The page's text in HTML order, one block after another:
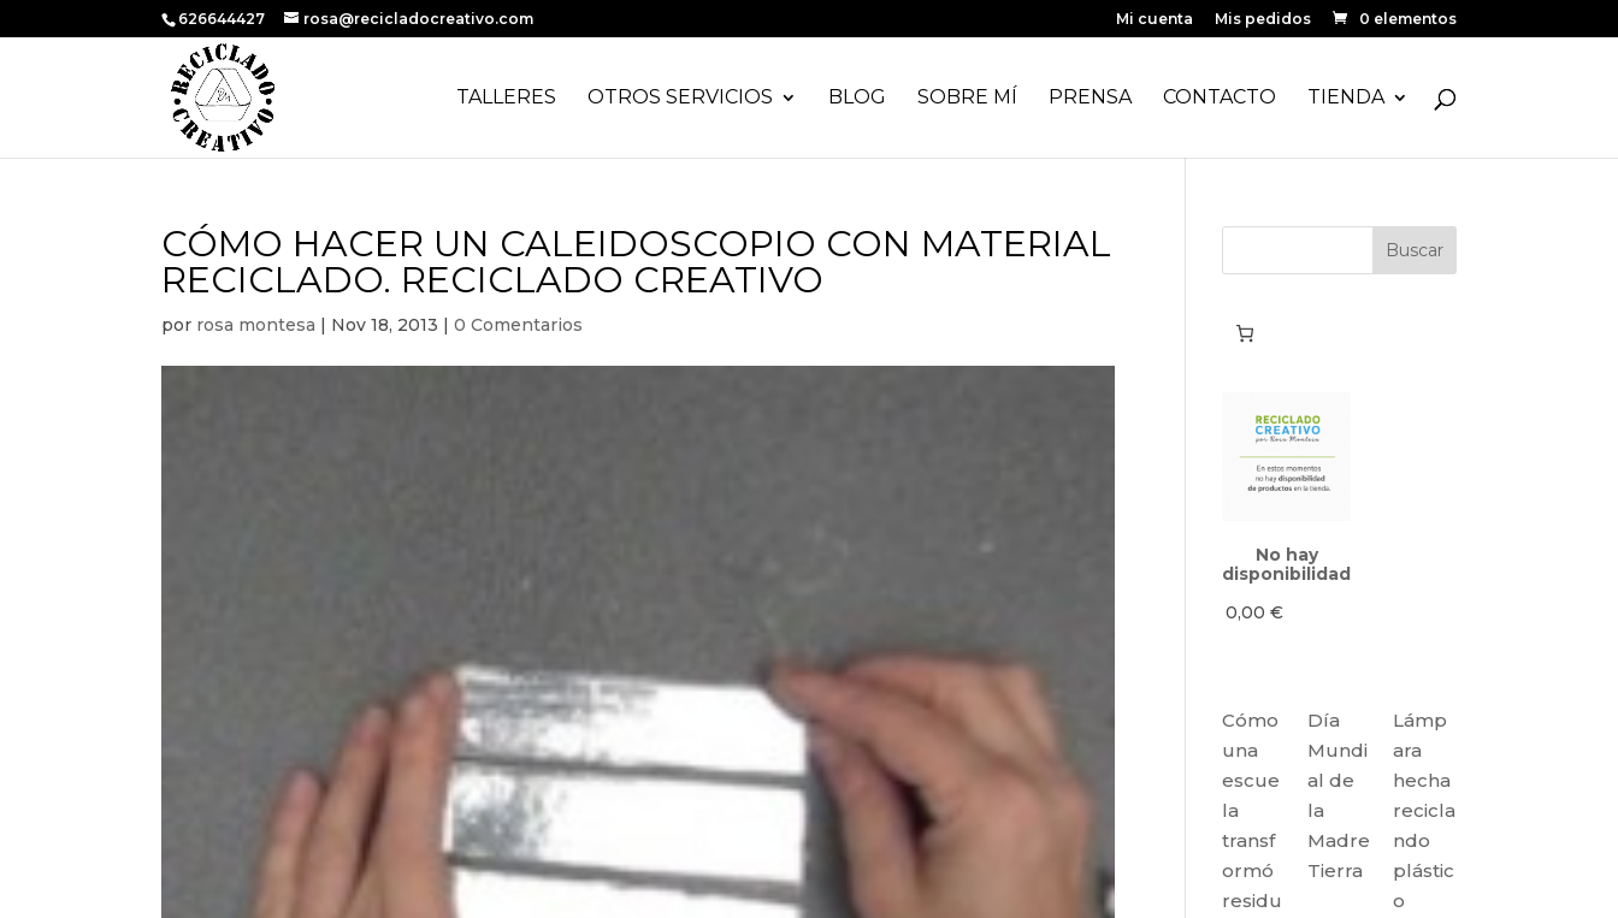
626644427 rosa@recicladocreativo.com Mi cuenta Mis pedidos 0 elementos
TALLERES OTROS SERVICIOS BLOG SOBRE MÍ PRENSA CONTACTO TIENDA
CÓMO HACER UN CALEIDOSCOPIO CON MATERIAL
RECICLADO. RECICLADO CREATIVO
por rosa montesa | Nov 18, 2013 |0 Comentarios
No hay
disponibilidad
0,00€
Cómo
una
escue
la
transf
ormó
residu
Día
Mundi
al de
la
Madre
Tierra
Lámp
ara
hecha
recicla
ndo
plástic
o